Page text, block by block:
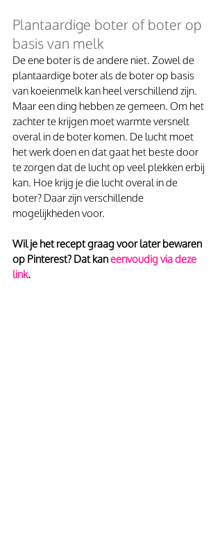
Plantaardige boter of boter op
basis van melk
De ene boter is de andere niet. Zowel de
plantaardige boter als de boter op basis
van koeienmelk kan heel verschillend zijn.
Maar een ding hebben ze gemeen. Om het
zachter te krijgen moet warmte versnelt
overal in de boter komen. De lucht moet
het werk doen en dat gaat het beste door
te zorgen dat de lucht op veel plekken erbij
kan. Hoe krijg je die lucht overal in de
boter? Daar zijn verschillende
mogelijkheden voor.
Wil je het recept graag voor later bewaren
op Pinterest? Dat kan eenvoudig via deze
link.